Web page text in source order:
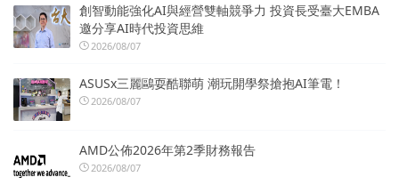
創智動能強化AI與經營雙軸競爭力 投資長受臺大EMBA
邀分享AI時代投資思維
2026/08/07
ASUSx三麗鷗耍酷聯萌 潮玩開學祭搶抱AI筆電！
2026/08/07
AMD公佈2026年第2季財務報告
2026/08/07